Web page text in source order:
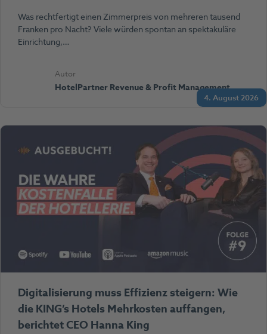
4. August 2026
Was rechtfertigt einen Zimmerpreis von mehreren tausend
Franken pro Nacht? Viele würden spontan an spektakuläre
Einrichtung,…
Autor
HotelPartner Revenue & Profit Management
Digitalisierung muss Effizienz steigern: Wie
die KING’s Hotels Mehrkosten auffangen,
berichtet CEO Hanna King